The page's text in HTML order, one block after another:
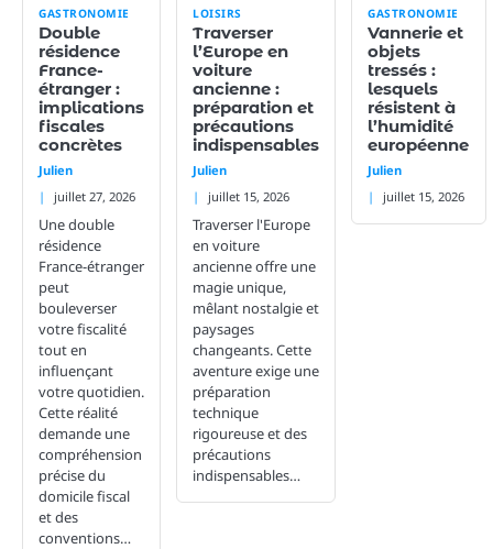
GASTRONOMIE
Double
résidence
France-
étranger :
implications
fiscales
concrètes
Julien
juillet 27, 2026
Une double
résidence
France-étranger
peut
bouleverser
votre fiscalité
tout en
influençant
votre quotidien.
Cette réalité
demande une
compréhension
précise du
domicile fiscal
et des
conventions…
LOISIRS
Traverser
l’Europe en
voiture
ancienne :
préparation et
précautions
indispensables
Julien
juillet 15, 2026
Traverser l'Europe
en voiture
ancienne offre une
magie unique,
mêlant nostalgie et
paysages
changeants. Cette
aventure exige une
préparation
technique
rigoureuse et des
précautions
indispensables…
GASTRONOMIE
Vannerie et
objets
tressés :
lesquels
résistent à
l’humidité
européenne
Julien
juillet 15, 2026